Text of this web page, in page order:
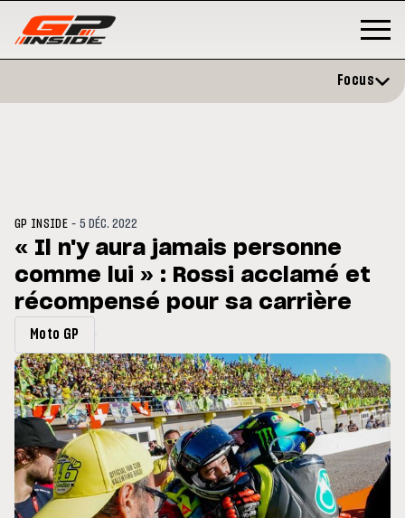
: Horaires et
du GP de Grande-
MOTO GP
Zarco évite l'opération et vise
retour en septembre
Focus
GP INSIDE -5 DÉC. 2022
« Il n'y aura jamais personne
comme lui » : Rossi acclamé et
récompensé pour sa carrière
Moto GP